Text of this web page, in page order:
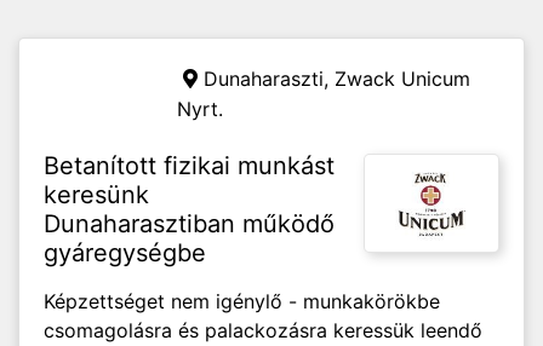
Dunaharaszti, Zwack Unicum
Nyrt.
Betanított fizikai munkást
keresünk
Dunaharasztiban működő
gyáregységbe
Képzettséget nem igénylő - munkakörökbe
csomagolásra és palackozásra keressük leendő